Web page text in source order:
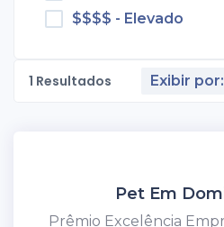
$$$$ - Elevado
1 Resultados Exibir por:
Pet Em
Prêmio Excelência